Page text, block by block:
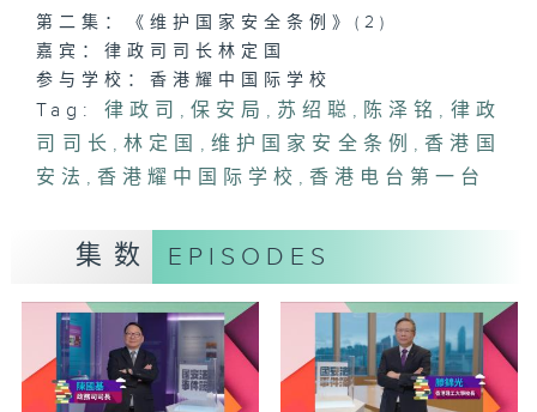
第二集：《维护国家安全条例》(2)
嘉宾：律政司司长林定国
参与学校：香港耀中国际学校
Tag: 律政司 , 保安局 , 苏绍聪 , 陈泽铭 , 律政
司司长 , 林定国 , 维护国家安全条例 , 香港国
安法 , 香港耀中国际学校 , 香港电台第一台
集数 EPISODES